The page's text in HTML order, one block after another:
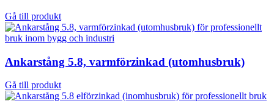
Gå till produkt
Ankarstång 5.8, varmförzinkad (utomhusbruk)
Gå till produkt